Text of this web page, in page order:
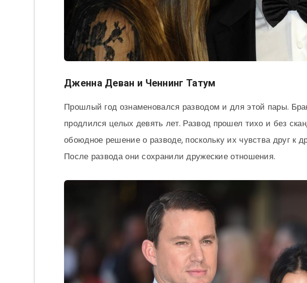
Дженна Деван и Ченнинг Татум
Прошлый год ознаменовался разводом и для этой пары.
продлился целых девять лет. Развод прошел тихо и без
обоюдное решение о разводе, поскольку их чувства друг к
После развода они сохранили дружеские отношения.